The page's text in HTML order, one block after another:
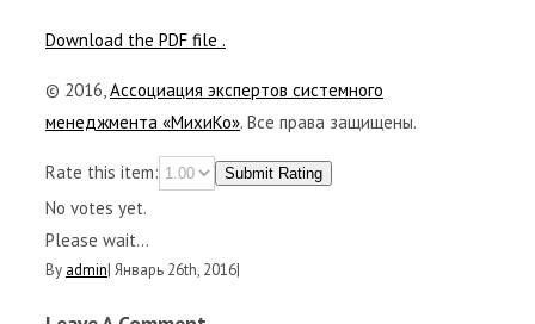
Download the PDF file .
© 2016,Ассоциация экспертов системного
менеджмента «МихиКо». Все права защищены.
Rate this item: Submit Rating
No votes yet.
Please wait...
By admin| Январь 26th, 2016|